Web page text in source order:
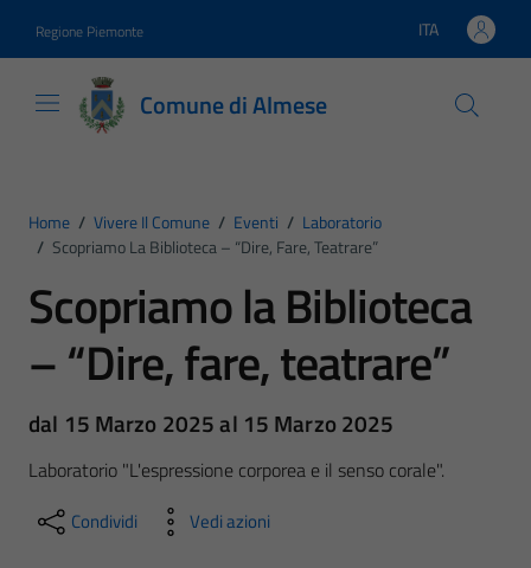
Regione Piemonte Lingua attiva:
ITA
Comune di Almese
Home / Vivere Il Comune / Eventi / Laboratorio
/ Scopriamo La Biblioteca – “Dire, Fare, Teatrare”
Scopriamo la Biblioteca
– “Dire, fare, teatrare”
dal 15 Marzo 2025 al 15 Marzo 2025
Laboratorio "L'espressione corporea e il senso corale".
Condividi Vedi azioni